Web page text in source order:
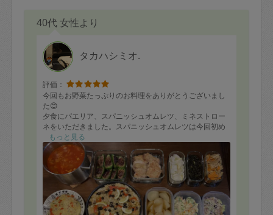
40代 女性より
タカハシミオ.
評価：
今回もお野菜たっぷりのお料理をありがとうございまし
た😊
夕食にパエリア、スパニッシュオムレツ、ミネストロー
ネをいただきました。スパニッシュオムレツは今回初め
てでしたが具沢山でとても好みの味付けで美味しかった
です🤤
食材を効率よく使って頂いていて品数も多く、いつも助
かっています。
次回もよろしくお願い致します✨
もっと見る